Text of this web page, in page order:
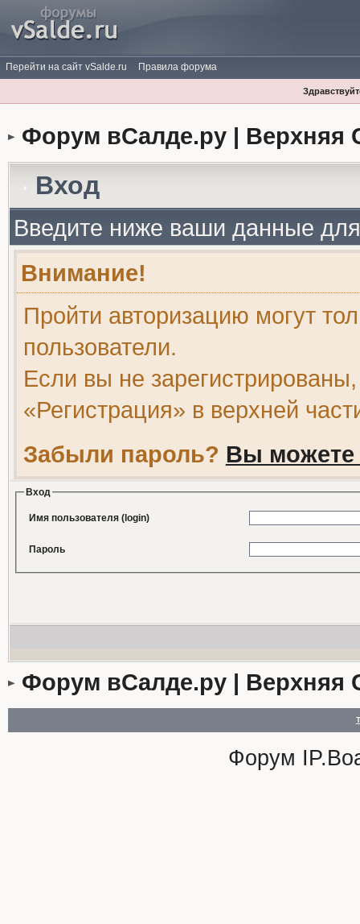
Перейти на сайт vSalde.ru Правила форума
Форум вСалде.ру | Верхняя
Вход
Введите ниже ваши данные
Внимание!
Пройти авторизацию могут
пользователи.
Если вы не
«Регистрация» в верхней
Забыли пароль? Вы можете
Вход
Имя пользователя (login)
Пароль
Форум вСалде.ру | Верхняя
Форум